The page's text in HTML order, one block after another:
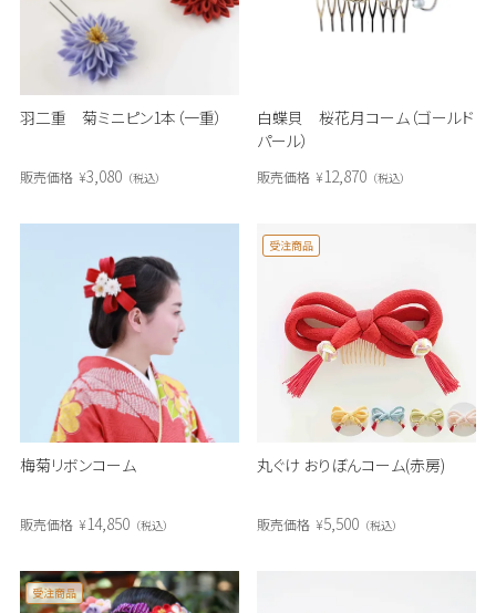
羽二重 菊ミニピン1本（一重）
販売価格 ¥3,080 税込
白蝶貝 桜花月コーム（ゴールド
パール）
販売価格 ¥12,870 税込
梅菊リボンコーム
販売価格 ¥14,850 税込
丸ぐけ おりぼんコーム(赤房)
受注商品
販売価格 ¥5,500 税込
受注商品